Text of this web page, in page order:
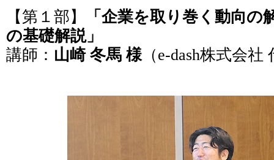
【第１部】
「企業を取り巻く動向の
の基礎解説」
講師： 山崎 冬馬 様（e-dash株式会社